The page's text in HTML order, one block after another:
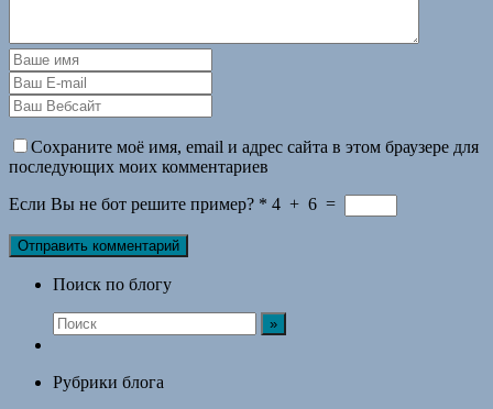
Сохраните моё имя, email и адрес сайта в этом браузере для
последующих моих комментариев
Если Вы не бот решите пример? * 4 + 6 =
Поиск по блогу
Рубрики блога